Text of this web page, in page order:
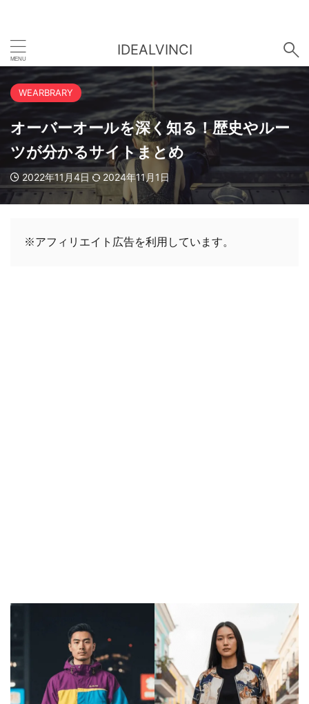
IDEALVINCI
WEARBRARY
オーバーオールを深く知る！歴史やルー
ツが分かるサイトまとめ
2022年11月4日 2024年11月1日
※アフィリエイト広告を利用しています。